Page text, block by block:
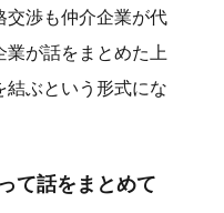
交渉も仲介企業が代
が話をまとめた上
結ぶという形式にな
て話をまとめて